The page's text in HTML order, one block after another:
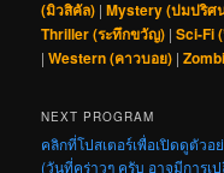
(มิวสิคัล) |Mystery (ปมปริศ
Thriller (ระทึกขวัญ) |Sci-Fi
|Western (คาวบอย) |
NEXT PROGRAM
คลิกที่โปสเตอร์เพื่อเปิดดูตัวอ
(วันที่คร่าวๆ ครับ อาจมีการเ